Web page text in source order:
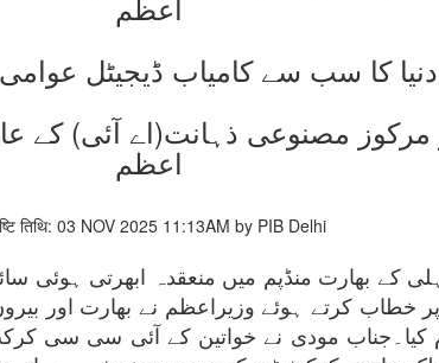
کا سب سے کامیاب ڈیجیٹل
مرکوز مصنوعی ذہانت(اے آئی) کے
اعظم
तिथि: 03 NOV 2025 11:13AM by PIB Delhi
کے بھارت منڈپم میں منعقدہ ابھرتی ہوئی
کرتے ہوئے وزیراعظم نے بھارت اور